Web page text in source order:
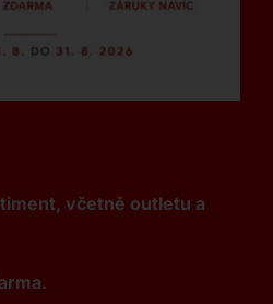
včetně outletu a